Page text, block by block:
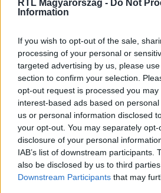
RTL Magyarország - Do Not
Information
If you wish to opt-out of the sale,
processing of your personal or
targeted advertising by us, please
section to confirm your selection.
opt-out request is processed you may
interest-based ads based on
us or personal information disclosed
your opt-out. You may separately
disclosure of your personal
IAB’s list of downstream participants.
also be disclosed by us to third
Downstream Participants that may
legyen a Google-